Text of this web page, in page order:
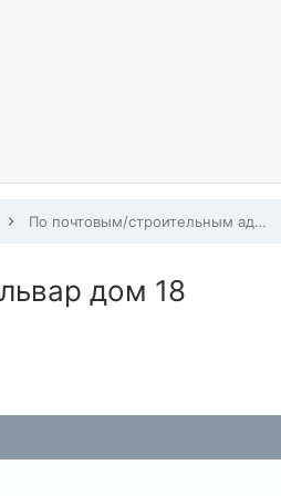
По почтовым/строительным адресам Павшинской Поймы
дом 18